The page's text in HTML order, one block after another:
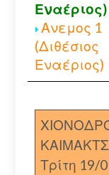
Εναέριος)
Ανεμος 1
(Διθέσιος
Εναέριος)
Τρίτη 19/